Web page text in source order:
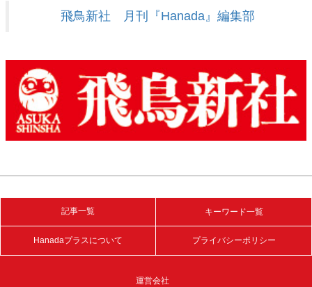
飛鳥新社 月刊『Hanada』編集部
記事一覧 キーワード一覧
Hanadaプラスについて プライバシーポリシー
運営会社